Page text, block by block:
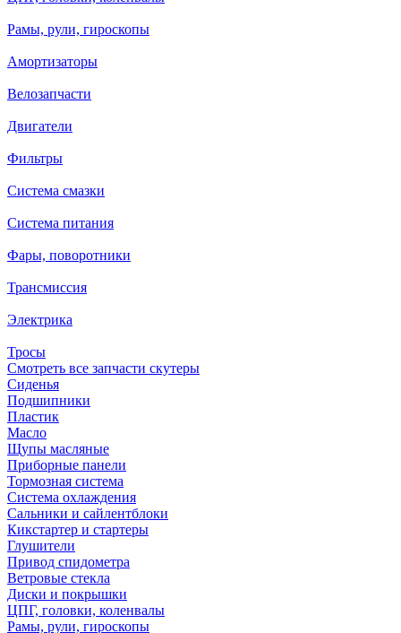
Рамы, рули, гироскопы
Амортизаторы
Велозапчасти
Двигатели
Фильтры
Система смазки
Система питания
Фары, поворотники
Трансмиссия
Электрика
Тросы
Смотреть все запчасти скутеры
Сиденья
Подшипники
Пластик
Масло
Щупы масляные
Приборные панели
Тормозная система
Система охлаждения
Сальники и сайлентблоки
Кикстартер и стартеры
Глушители
Привод спидометра
Ветровые стекла
Диски и покрышки
ЦПГ, головки, коленвалы
Рамы, рули, гироскопы